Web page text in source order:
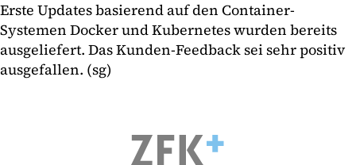
Erste Updates basierend auf den Container-
Systemen Docker und Kubernetes wurden bereits
ausgeliefert. Das Kunden-Feedback sei sehr positiv
ausgefallen. (sg)